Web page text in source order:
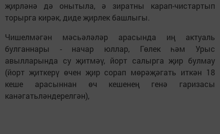
җирләнә дә онытыла, ә зиратны карап-чистартып
торырга кирәк, диде җирлек башлыгы.
Чишелмәгән мәсьәләләр арасында иң актуаль
булганнары - начар юллар, Гөлек һәм Урыс
авылларында су җитмәү, йорт салырга җир булмау
(йорт җиткерү өчен җир сорап мөрәҗәгать иткән 18
кеше арасыннан өч кешенең генә гаризасы
канәгатьләндерелгән),